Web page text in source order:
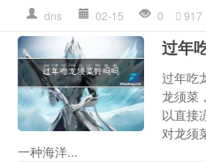
dns 02-15 0 917
过年
过年吃
龙须菜
以直接
对龙须
一种海洋...